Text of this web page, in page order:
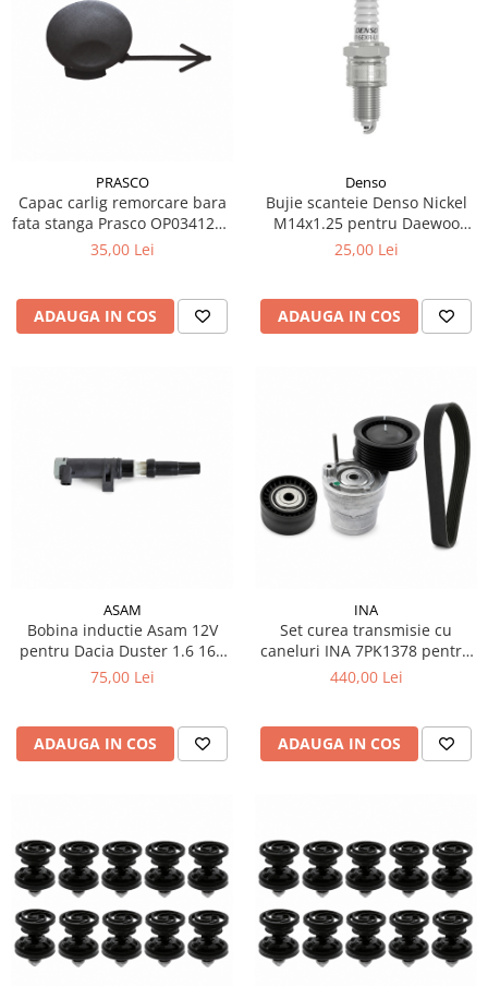
PRASCO
Capac carlig remorcare bara
fata stanga Prasco OP0341236
pentru Opel Corsa D
35,00 Lei
ADAUGA IN COS
Denso
Bujie scanteie Denso Nickel
M14x1.25 pentru Daewoo
Matiz 0.8 ref OE 96353255
25,00 Lei
ADAUGA IN COS
ASAM
Bobina inductie Asam 12V
pentru Dacia Duster 1.6 16V
cod OE 8200568671
75,00 Lei
ADAUGA IN COS
INA
Set curea transmisie cu
caneluri INA 7PK1378 pentru
Smart Fortwo Forfour 453
440,00 Lei
ADAUGA IN COS